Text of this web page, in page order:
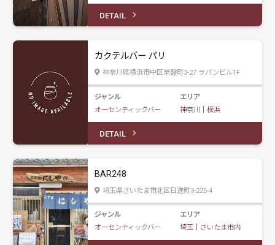
DETAIL
カクテルバー パリ
神奈川県横浜市中区常盤町3-27 ラパンビル1F
ジャンル
オーセンティックバー
エリア
神奈川｜ 横浜
DETAIL
BAR248
埼玉県さいたま市北区日進町3-225-4
ジャンル
オーセンティックバー
エリア
埼玉｜ さいたま市内